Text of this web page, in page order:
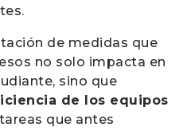
de medidas que
no solo impacta en
sino que
de los equipos
que antes